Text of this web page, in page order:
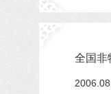
全国非